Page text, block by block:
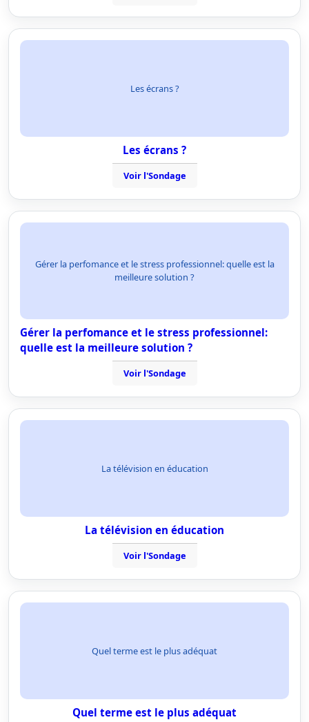
Les écrans ?
Les écrans ?
Voir l'Sondage
Gérer la perfomance et le stress professionnel: quelle est la
meilleure solution ?
Gérer la perfomance et le stress professionnel:
quelle est la meilleure solution ?
Voir l'Sondage
La télévision en éducation
La télévision en éducation
Voir l'Sondage
Quel terme est le plus adéquat
Quel terme est le plus adéquat